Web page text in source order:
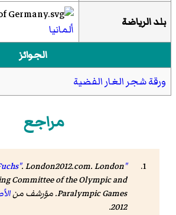
بلد الرياضة
ألمانيا
الجوائز
ورقة شجر الغار الفضية
مراجع
"Florian Fuchs"
.London2012.com.London
Committee of the Olympic and
Paralympic Games. مؤرشف من
2012
.